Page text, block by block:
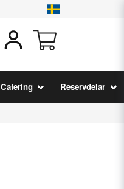
Catering Reservdelar